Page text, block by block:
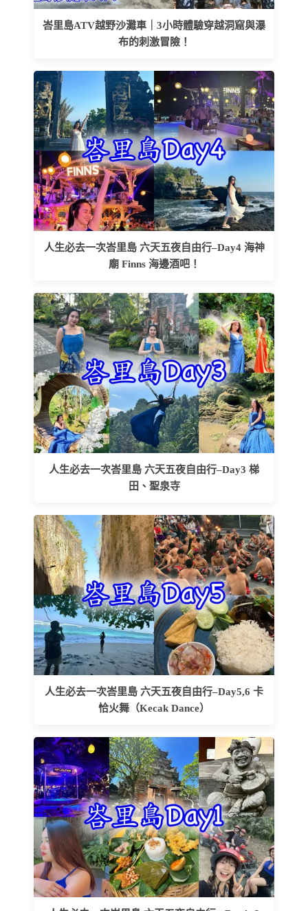
峇里島ATV越野沙灘車｜3小時體驗穿越洞窟與瀑
布的刺激冒險！
人生必去一次峇里島 六天五夜自由行–Day4 海神
廟 Finns 海邊酒吧！
人生必去一次峇里島 六天五夜自由行–Day3 梯
田、聖泉寺
人生必去一次峇里島 六天五夜自由行–Day5,6 卡
恰火舞（Kecak Dance）